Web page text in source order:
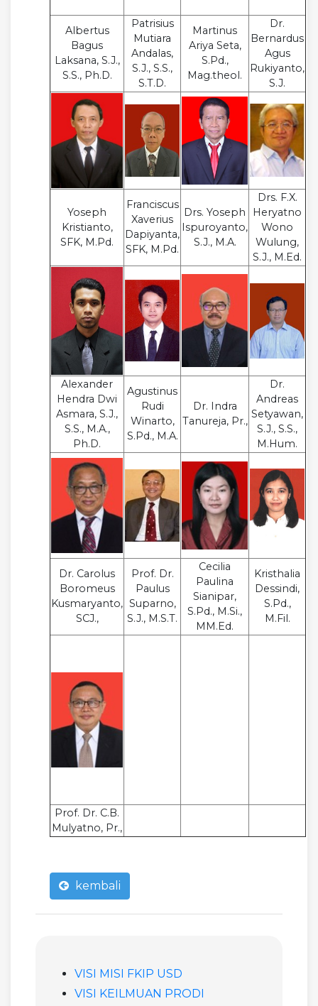
Albertus
Bagus
Laksana, S.J.,
S.S., Ph.D.
Patrisius
Mutiara
Andalas,
S.J., S.S.,
S.T.D.
Martinus
Ariya Seta,
S.Pd.,
Mag.theol.
Dr.
Bernardus
Agus
Rukiyanto,
S.J.
Yoseph
Kristianto,
SFK, M.Pd.
Franciscus
Xaverius
Dapiyanta,
SFK, M.Pd.
Drs. Yoseph
Ispuroyanto,
S.J., M.A.
Drs. F.X.
Heryatno
Wono
Wulung,
S.J., M.Ed.
Alexander
Hendra Dwi
Asmara, S.J.,
S.S., M.A.,
Ph.D.
Agustinus
Rudi
Winarto,
S.Pd., M.A.
Dr. Indra
Tanureja, Pr.,
Dr.
Andreas
Setyawan,
S.J., S.S.,
M.Hum.
Dr. Carolus
Boromeus
Kusmaryanto,
SCJ.,
Prof. Dr.
Paulus
Suparno,
S.J., M.S.T.
Cecilia
Paulina
Sianipar,
S.Pd., M.Si.,
MM.Ed.
Kristhalia
Dessindi,
S.Pd.,
M.Fil.
Prof. Dr. C.B.
Mulyatno, Pr.,
kembali
VISI MISI FKIP USD
VISI KEILMUAN PRODI